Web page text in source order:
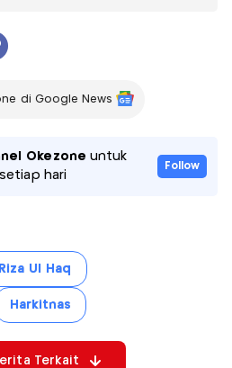
di Google News
Okezone untuk
hari
Follow
Ul Haq
Harkitnas
Terkait